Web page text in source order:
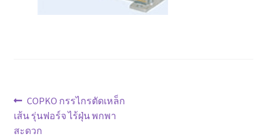
แนะแนว
เรื่อง
Previous
post:
COPKO กรรไกรตัดเหล็ก
เส้น รุ่นฟอร์จ ไร้ฝุ่น พกพา
สะดวก